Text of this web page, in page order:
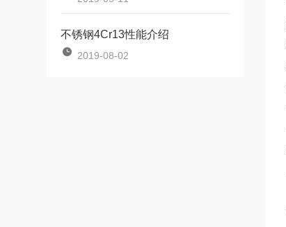
不锈钢4Cr13性能介绍
2019-08-02